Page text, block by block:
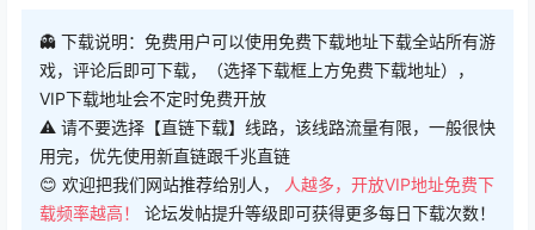
👻 下载说明：免费用户可以使用免费下载地址下载全站所有游
戏，评论后即可下载，（选择下载框上方免费下载地址），
VIP下载地址会不定时免费开放
⚠ 请不要选择【直链下载】线路，该线路流量有限，一般很快
用完，优先使用新直链跟千兆直链
😊 欢迎把我们网站推荐给别人，
人越多，开放VIP地址免费下
载频率越高！ 论坛发帖提升等级即可获得更多每日下载次数！